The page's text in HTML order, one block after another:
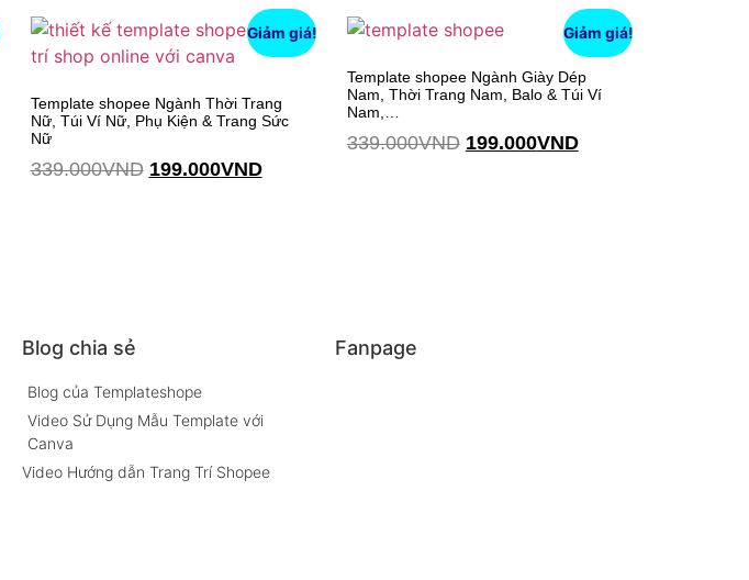
Giảm giá!
Template shopee Ngành Thời Trang
Nữ, Túi Ví Nữ, Phụ Kiện & Trang Sức
Nữ
339.000VND 199.000VND
Giảm giá!
Template shopee Ngành Giày Dép
Nam, Thời Trang Nam, Balo & Túi Ví
Nam,…
339.000VND 199.000VND
Blog chia sẻ
Blog của Templateshope
Video Sử Dụng Mẫu Template với
Canva
Video Hướng dẫn Trang Trí Shopee
Fanpage